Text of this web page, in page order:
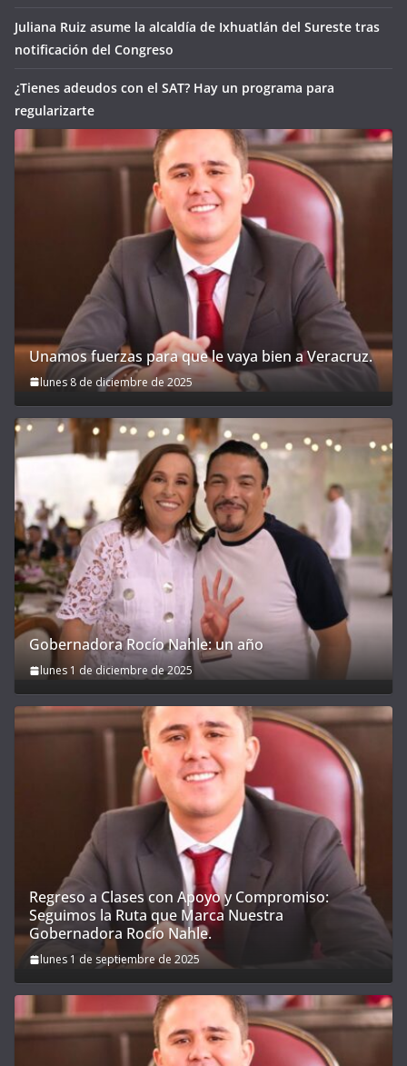
Juliana Ruiz asume la alcaldía de Ixhuatlán del Sureste tras
notificación del Congreso
¿Tienes adeudos con el SAT? Hay un programa para
regularizarte
Unamos fuerzas para que le vaya bien a Veracruz.
lunes 8 de diciembre de 2025
Gobernadora Rocío Nahle: un año
lunes 1 de diciembre de 2025
Regreso a Clases con Apoyo y Compromiso:
Seguimos la Ruta que Marca Nuestra
Gobernadora Rocío Nahle.
lunes 1 de septiembre de 2025